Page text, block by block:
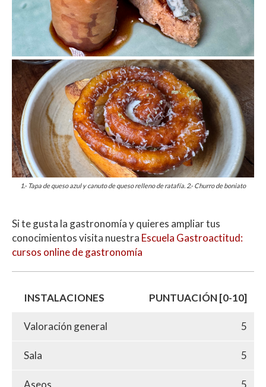
1.- Tapa de queso azul y canuto de queso relleno de ratafía. 2.- Churro de boniato
Si te gusta la gastronomía y quieres ampliar tus
conocimientos visita nuestra Escuela Gastroactitud:
cursos online de gastronomía
INSTALACIONES PUNTUACIÓN [0-10]
Valoración general 5
Sala 5
Aseos 5